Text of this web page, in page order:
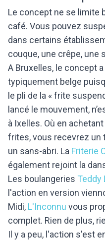
Le concept ne se limite
café. Vous pouvez
dans certains
couque, une crêpe, une
A Bruxelles, le concept
typiquement belge
le pli de la « frite
lancé le mouvement,
à Ixelles. Où en
frites, vous recevrez un
un sans-abri. La Friterie
également rejoint la
Les boulangeries Teddy
l'action en version
Midi, L'Inconnu vous
complet. Rien de plus,
Il y a peu, l'action s'est